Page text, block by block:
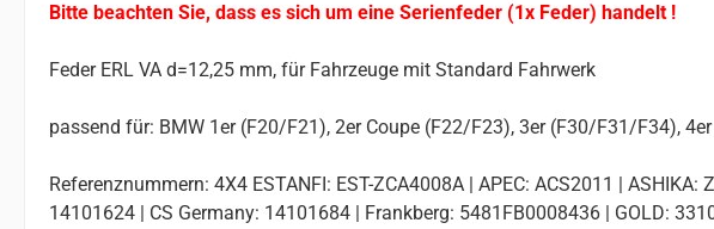
Bitte beachten Sie, dass es sich um eine Serienfeder (1x Feder) handelt !
Feder ERL VA d=12,25 mm, für Fahrzeuge mit Standard Fahrwerk
passend für: BMW 1er (F20/F21), 2er Coupe (F22/F23), 3er (F30/F31/F34),
Referenznummern: 4X4 ESTANFI: EST-ZCA4008A | APEC: ACS2011 |
14101624 | CS Germany: 14101684 | Frankberg: 5481FB0008436 | GOLD: